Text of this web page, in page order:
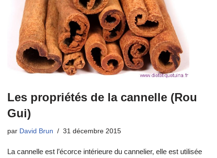
Les propriétés de la cannelle (Rou
Gui)
par David Brun 31 décembre 2015
La cannelle est l’écorce intérieure du cannelier, elle est utilisée